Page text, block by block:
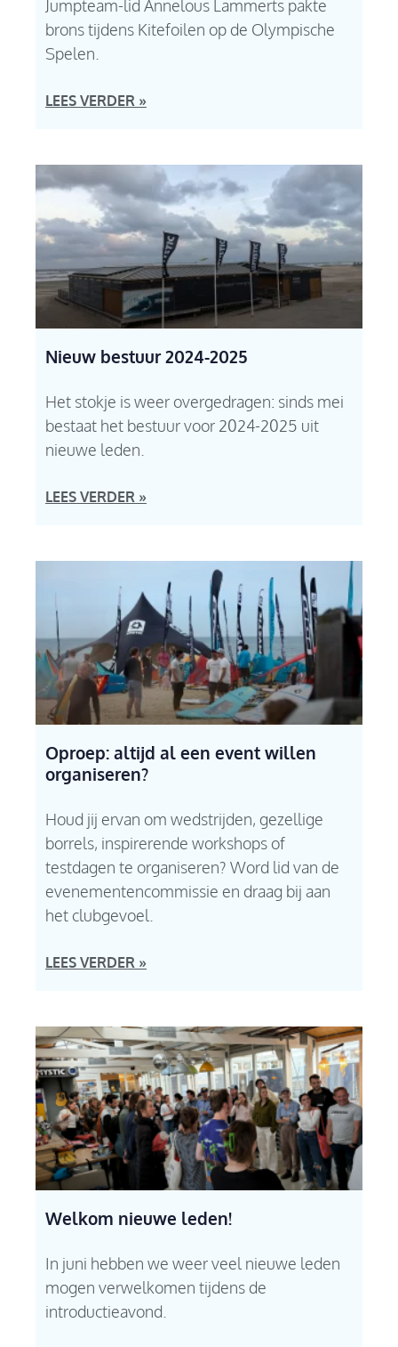
Jumpteam-lid Annelous Lammerts pakte
brons tijdens Kitefoilen op de Olympische
Spelen.
LEES VERDER »
Nieuw bestuur 2024-2025
Het stokje is weer overgedragen: sinds mei
bestaat het bestuur voor 2024-2025 uit
nieuwe leden.
LEES VERDER »
Oproep: altijd al een event willen
organiseren?
Houd jij ervan om wedstrijden, gezellige
borrels, inspirerende workshops of
testdagen te organiseren? Word lid van de
evenementencommissie en draag bij aan
het clubgevoel.
LEES VERDER »
Welkom nieuwe leden!
In juni hebben we weer veel nieuwe leden
mogen verwelkomen tijdens de
introductieavond.